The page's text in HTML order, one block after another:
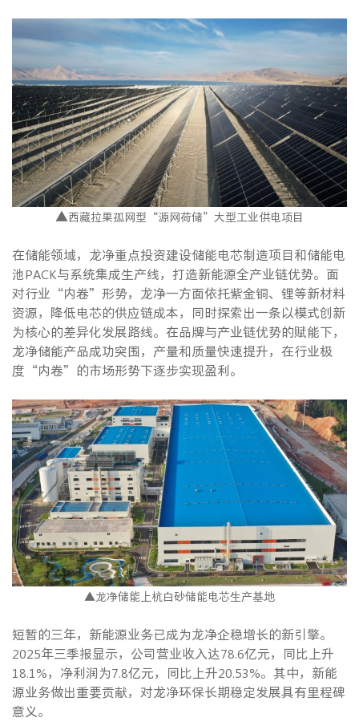
▲ 西藏拉果孤网型“源网荷储”大型工业供电项目
在储能领域，龙净重点投资建设储能电芯制造项目和储能电
池PACK与系统集成生产线，打造新能源全产业链优势。面
对行业“内卷”形势，龙净一方面依托紫金铜、锂等新材料
资源，降低电芯的供应链成本，同时探索出一条以模式创新
为核心的差异化发展路线。在品牌与产业链优势的赋能下，
龙净储能产品成功突围，产量和质量快速提升，在行业极
度“内卷”的市场形势下逐步实现盈利。
▲龙净储能上杭白砂储能电芯生产基地
短暂的三年，新能源业务已成为龙净企稳增长的新引擎。
2025年三季报显示，公司营业收入达78.6亿元，同比上升
18.1%，净利润为7.8亿元，同比上升20.53%。其中，新能
源业务做出重要贡献，对龙净环保长期稳定发展具有里程碑
意义。